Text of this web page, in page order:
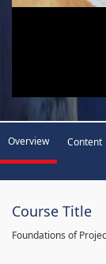
Overview Content
Course Title